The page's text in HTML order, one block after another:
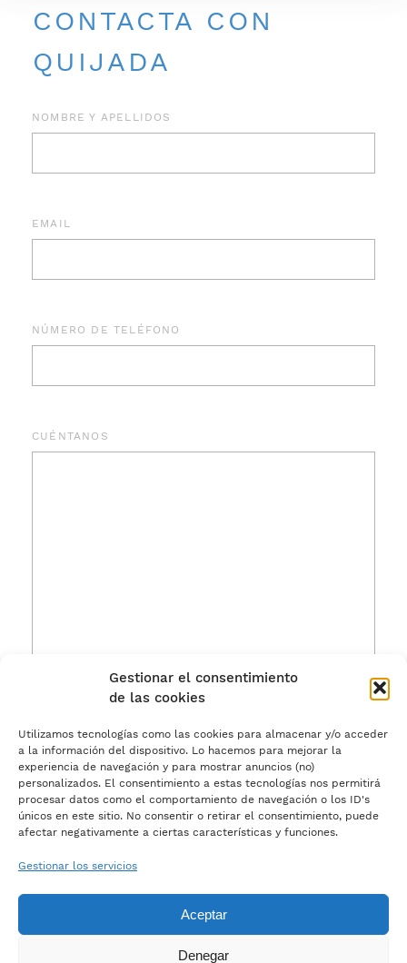
Gestionar el consentimiento
de las cookies
Utilizamos tecnologías como las cookies para almacenar y/o acceder
a la información del dispositivo. Lo hacemos para mejorar la
experiencia de navegación y para mostrar anuncios (no)
personalizados. El consentimiento a estas tecnologías nos permitirá
procesar datos como el comportamiento de navegación o los ID's
únicos en este sitio. No consentir o retirar el consentimiento, puede
afectar negativamente a ciertas características y funciones.
Gestionar los servicios
Aceptar
Denegar
CONTACTA CON
QUIJADA
NOMBRE Y APELLIDOS
EMAIL
NÚMERO DE TELÉFONO
CUÉNTANOS
Acepto lostérminos de uso.